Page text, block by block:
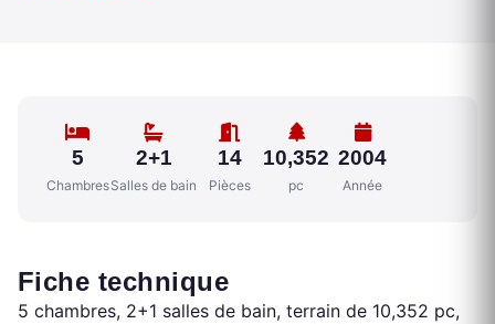
5
Chambres
2+1
Salles de bain
14
Pièces
10,352
pc
2004
Année
Fiche technique
5 chambres, 2+1 salles de bain, terrain de 10,352 pc,